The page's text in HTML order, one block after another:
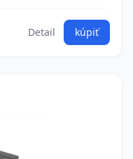
Detail kúpiť